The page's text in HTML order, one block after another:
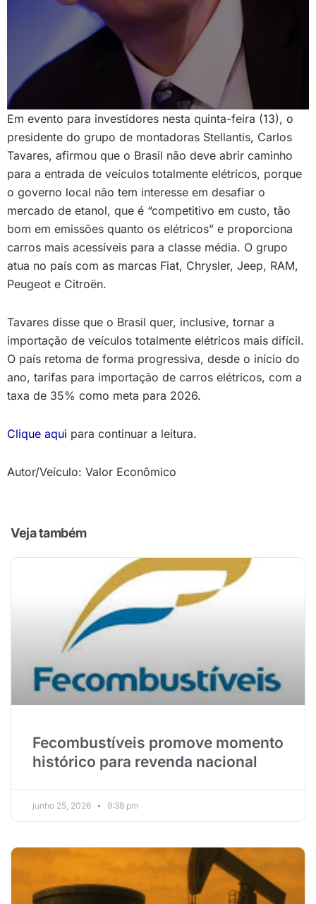
Em evento para investidores nesta quinta-feira (13), o
presidente do grupo de montadoras Stellantis, Carlos
Tavares, afirmou que o Brasil não deve abrir caminho
para a entrada de veículos totalmente elétricos, porque
o governo local não tem interesse em desafiar o
mercado de etanol, que é “competitivo em custo, tão
bom em emissões quanto os elétricos” e proporciona
carros mais acessíveis para a classe média. O grupo
atua no país com as marcas Fiat, Chrysler, Jeep, RAM,
Peugeot e Citroën.
Tavares disse que o Brasil quer, inclusive, tornar a
importação de veículos totalmente elétricos mais difícil.
O país retoma de forma progressiva, desde o início do
ano, tarifas para importação de carros elétricos, com a
taxa de 35% como meta para 2026.
Clique aqui para continuar a leitura.
Autor/Veículo: Valor Econômico
Veja também
Fecombustíveis promove momento
histórico para revenda nacional
junho 25, 2026 9:38 pm